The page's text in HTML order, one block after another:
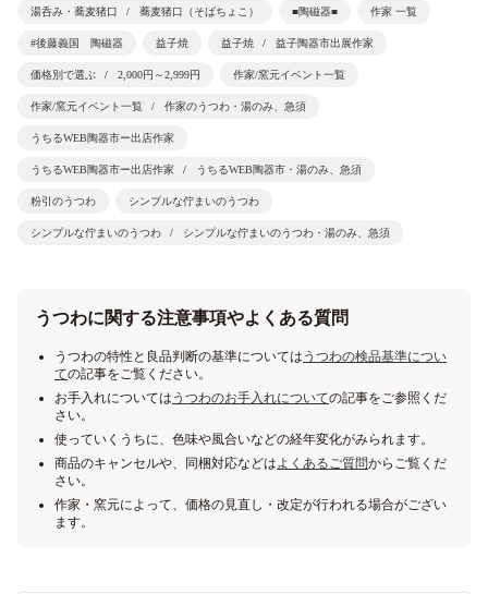
湯呑み・蕎麦猪口 蕎麦猪口（そばちょこ） ■陶磁器■ 作家 一覧
#後藤義国 陶磁器 益子焼 益子焼 益子陶器市出展作家
価格別で選ぶ 2,000円～2,999円 作家/窯元イベント一覧
作家/窯元イベント一覧 作家のうつわ・湯のみ、急須
うちるWEB陶器市ー出店作家
うちるWEB陶器市ー出店作家 うちるWEB陶器市・湯のみ、急須
粉引のうつわ シンプルな佇まいのうつわ
シンプルな佇まいのうつわ シンプルな佇まいのうつわ・湯のみ、急須
うつわに関する注意事項やよくある質問
うつわの特性と良品判断の基準については うつわの検品基準につい
ての記事をご覧ください。
お手入れについては うつわのお手入れについての記事をご参照くだ
さい。
使っていくうちに、色味や風合いなどの経年変化がみられます。
商品のキャンセルや、同梱対応などは よくあるご質問からご覧くだ
さい。
作家・窯元によって、価格の見直し・改定が行われる場合がござい
ます。